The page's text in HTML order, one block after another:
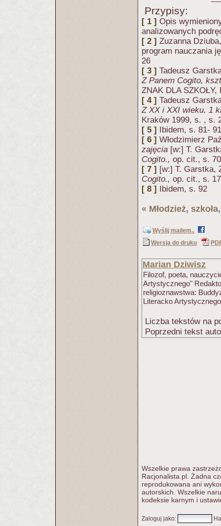
Przypisy:
[ 1 ] Opis
analizowanych
[ 2 ] Zuzanna
program nauczania
26
[ 3 ] Tadeusz
Z Panem Cogito,
ZNAK DLA SZKOŁY,
[ 4 ] Tadeusz
Z XX i XXI wieku. 1
Kraków 1999, s. , s.
[ 5 ] Ibidem, s. 81- 91
[ 6 ] Włodzimierz
zajęcia [w:] T.
Cogito., op. cit., s. 70
[ 7 ] [w:] T. Garstka,
Cogito., op. cit., s.
[ 8 ] Ibidem, s. 92
« Młodzież,
Wyślij mailem..
Wersja do druku
Marian Dziwisz
Filozof, poeta,
Artystycznego"
religioznawstwa:
Literacko
Liczba tekstów na
Poprzedni tekst
Wszelkie prawa
Racjonalista.pl. Żadna
reprodukowana ani
autorskich. Wszelkie
kodeksie karnym i
Zaloguj jako: